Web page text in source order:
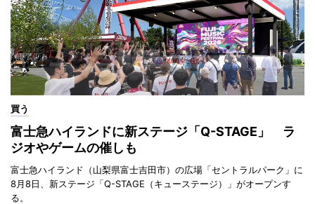
買う
富士急ハイランドに新ステージ「Q-STAGE」 ラ
ジオやゲームの催しも
富士急ハイランド（山梨県富士吉田市）の広場「セントラルパーク」に
8月8日、新ステージ「Q-STAGE（キューステージ）」がオープンす
る。